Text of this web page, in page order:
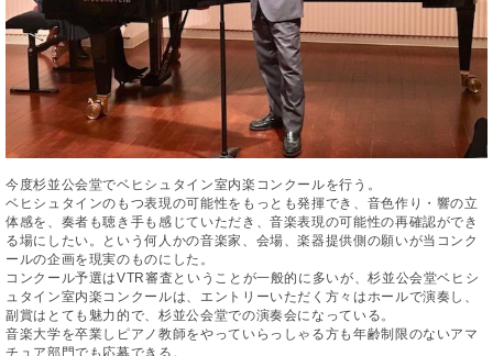
ベ
ヒ
シ
タ
イ
コ
ン
サ
ー
ト
/
C.
ヒ
シ
ュ
タ
イ
ン・
ジ
ャ
パ
ン
の
取
り
組
声
ベ
ヒ
イ
ン
の
音
色
ベ
ス・
イ
ベ
ン
ト
レ
ス
リ
リ
ー
(お
知
ら
せ・
メ
デ
ィ
ア
正
規
デ
ィ
ー
ラ
ー・
取
の
直
営
店
舗
で
オンライン試弾
メルマガ登録
趣
味
か
ン・
ジ
ャ
パ
グ
今度杉並公会堂でベヒシュタイン室内楽コンクールを行う。
ベヒシュタインのもつ表現の可能性をもっとも発揮でき、音色作り・響の立
体感を、奏者も聴き手も感じていただき、音楽表現の可能性の再確認ができ
る場にしたい。という何人かの音楽家、会場、楽器提供側の願いが当コンク
ールの企画を現実のものにした。
コンクール予選はVTR審査ということが一般的に多いが、杉並公会堂ベヒシ
ュタイン室内楽コンクールは、エントリーいただく方々はホールで演奏し、
副賞はとても魅力的で、杉並公会堂での演奏会になっている。
音楽大学を卒業しピアノ教師をやっていらっしゃる方も年齢制限のないアマ